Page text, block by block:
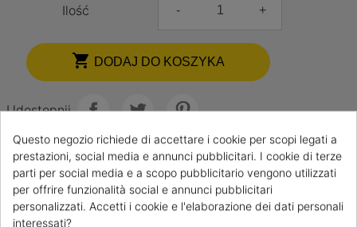
Ilość - +
 DODAJ DO KOSZYKA
Udostępnij
Evotech KIT-PCOR-0001 KTM 1290 Super Duke GT 2016
2017 2018 2019 2020 2021 2022 2023 2024 2025
Tylko certyfikowane oryginalne produkty
Questo negozio richiede di accettare i cookie per scopi legati a
prestazioni, social media e annunci pubblicitari. I cookie di terze
parti per social media e a scopo pubblicitario vengono utilizzati
per offrire funzionalità social e annunci pubblicitari
personalizzati. Accetti i cookie e l'elaborazione dei dati personali
interessati?